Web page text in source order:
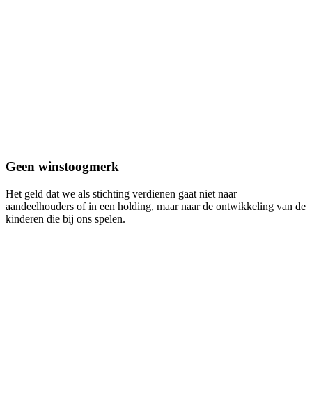
Geen winstoogmerk
Het geld dat we als stichting verdienen gaat niet naar
aandeelhouders of in een holding, maar naar de ontwikkeling van de
kinderen die bij ons spelen.